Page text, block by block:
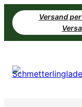
Zum
Inhalt
springen
Versand